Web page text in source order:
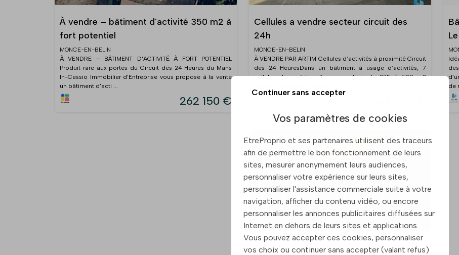
À vendre – bâtiment d'activité 350 m2 à
fort potentiel
MONCE-EN-BELIN
À VENDRE – BÂTIMENT D'ACTIVITÉ À FORT POTENTIEL
Produit rare aux portes du Circuit des 24 Heures du Mans
In-Cessio Immobilier d'Entreprise vous propose à la vente
un bâtiment d'acti ...
262 150 €
Cellules a vendre secteur circuit des
24h
MONCE-EN-BELIN
À VENDRE PAR ARTIM Cellules d’activités à proximité Circuit
des 24 HeuresDans un bâtiment à usage d’activités, 7
cellules disponibles d’une superficie de 275 à 500 m2
de
Superbe rentabilite murs commerciaux
Continuer sans accepter
Vos paramètres de cookies
EtreProprio et ses partenaires utilisent des traceurs
afin de permettre le bon fonctionnement de leurs
sites, mesurer anonymement leurs audiences,
personnaliser votre expérience sur leurs sites,
personnaliser l'assistance commerciale suite à votre
navigation, afficher du contenu vidéo, ou encore
personnaliser les annonces publicitaires diffusées sur
Internet en dehors de leurs sites et applications.
Vous pouvez accepter ces cookies, personnaliser
vos choix ou continuer sans accepter (valant refus)